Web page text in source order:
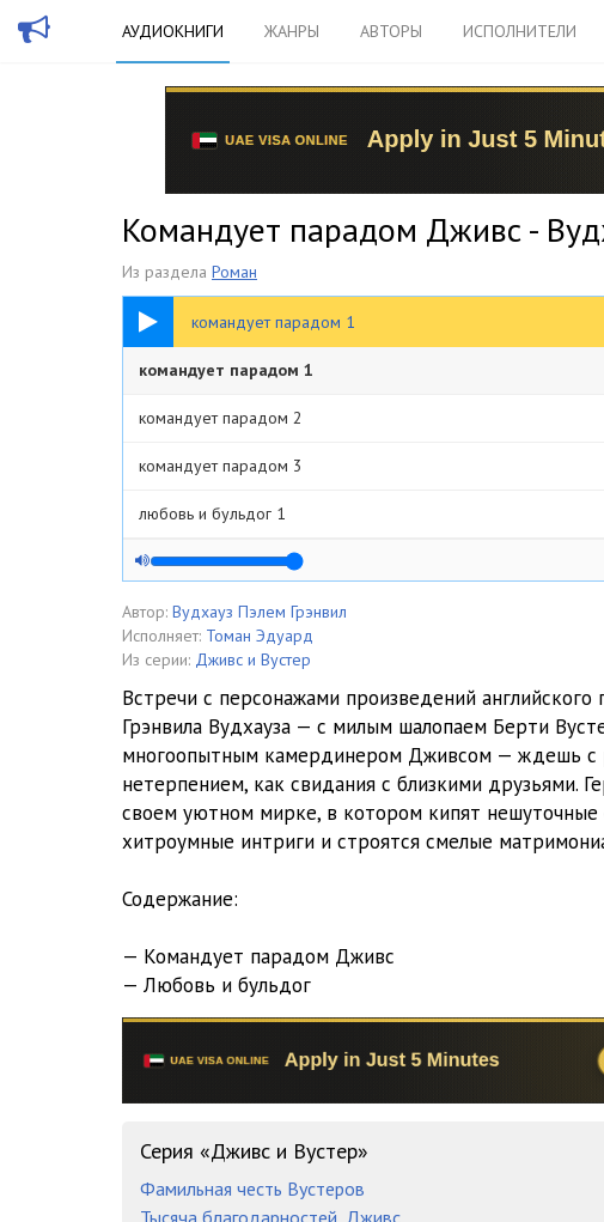
АУДИОКНИГИ ЖАНРЫ АВТОРЫ ИСПОЛНИТЕЛИ
Командует парадом Дживс -
Из раздела Роман
командует парадом 1
20:19
командует парадом 1
командует парадом 2
командует парадом 3
любовь и бульдог 1
любовь и бульдог 2
Автор: Вудхауз Пэлем Грэнвил
Исполняет: Томан Эдуард
Из серии: Дживс и Вустер
Встречи с персонажами произведений английского
Грэнвила Вудхауза — с милым шалопаем Берти
многоопытным камердинером Дживсом — ждешь с
нетерпением, как свидания с близкими друзьями.
своем уютном мирке, в котором кипят нешуточные
хитроумные интриги и строятся смелые
Содержание:
— Командует парадом Дживс
— Любовь и бульдог
Серия «Дживс и Вустер»
Фамильная честь Вустеров